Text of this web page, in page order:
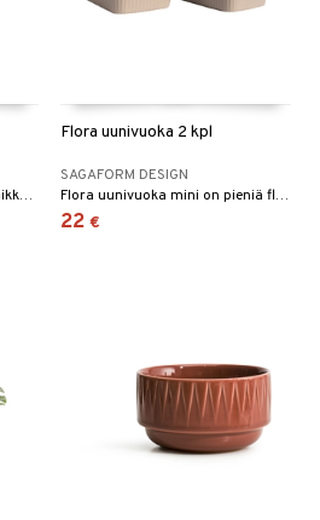
Purkit ovat täydellisiä piilopaikkoja asioille, jotka haluat pitää lähellä, mutta jotka eivät aina ole koristeellisia.
Flora uunivuoka 2 kpl
SAGAFORM DESIGN
Flora uunivuoka mini on pieniä flora-sarjan vuokia ja sisaruksensa tavoin kestävää kivitavaraa kaunein raitakuvioin.
22 €